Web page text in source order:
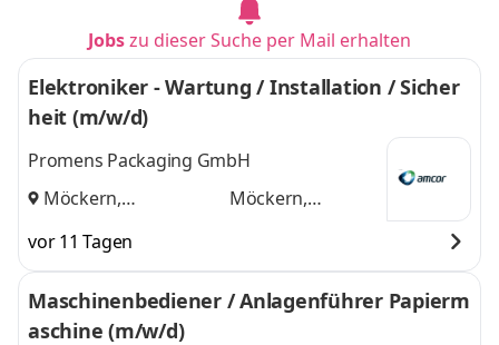
Jobszu dieser Suche per Mail erhalten
Elektroniker - Wartung / Installation / Sicher
heit (m/w/d)
Promens Packaging GmbH
Möckern,
Möckern,
vor 11 Tagen
Maschinenbediener / Anlagenführer Papierm
aschine (m/w/d)